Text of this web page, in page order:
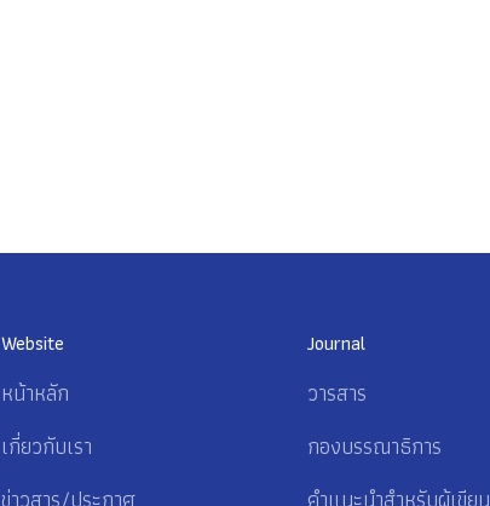
Website
หน้าหลัก
เกี่ยวกับเรา
Journal
วารสาร
กองบรรณาธิการ